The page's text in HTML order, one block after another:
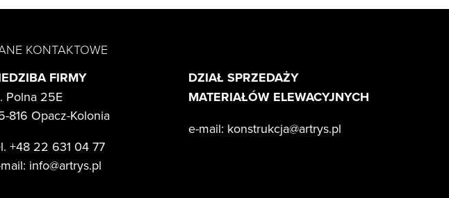
KONTAKTOWE
FIRMY
Polna 25E
816 Opacz-Kolonia
+48 22 631 04 77
info@artrys.pl
DZIAŁ SPRZEDAŻY
MATERIAŁÓW ELEWACYJNYCH
e-mail: konstrukcja@artrys.pl